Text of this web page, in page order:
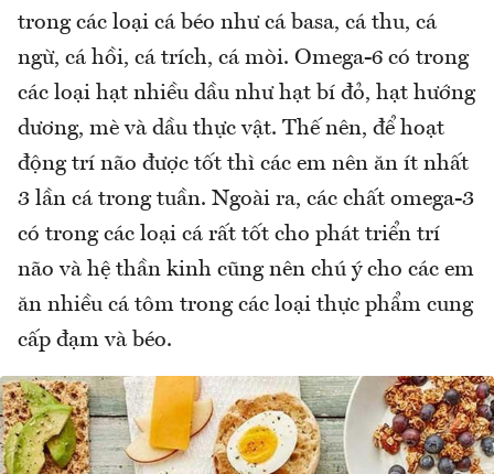
trong các loại cá béo như cá basa, cá thu, cá
ngừ, cá hồi, cá trích, cá mòi. Omega-6 có trong
các loại hạt nhiều dầu như hạt bí đỏ, hạt hướng
dương, mè và dầu thực vật. Thế nên, để hoạt
động trí não được tốt thì các em nên ăn ít nhất
3 lần cá trong tuần. Ngoài ra, các chất omega-3
có trong các loại cá rất tốt cho phát triển trí
não và hệ thần kinh cũng nên chú ý cho các em
ăn nhiều cá tôm trong các loại thực phẩm cung
cấp đạm và béo.